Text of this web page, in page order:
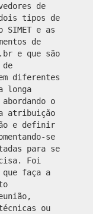
de
tipos de
SIMET e as
de
e que são
diferentes
longa
o
atribuição
e definir
se
para se
Foi
que faça a
ou